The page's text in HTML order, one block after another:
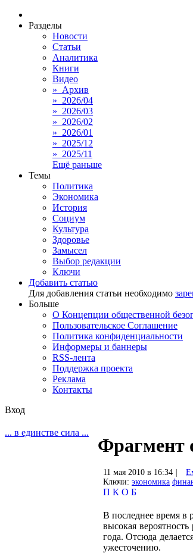
Разделы
Новости
Статьи
Аналитика
Книги
Видео
» Архив
» 2026/04
» 2026/03
» 2026/02
» 2026/01
» 2025/12
» 2025/11
Ещё раньше
Темы
Политика
Экономика
История
Социум
Культура
Здоровье
Замысел
Выбор редакции
Ключи
Добавить статью
Для добавления статьи необходимо
Больше
О Концепции общественной
Пользовательское Соглашение
Политика конфиденциальности
Информеры и баннеры
RSS-лента
Поддержка проекта
Реклама
Контакты
Вход
... в единстве сила ...
Фрагмент
11 мая 2010 в 16:34
Ключи: экономика
П К О Б
В последнее время в
высокая
года. Отсюда
ужесточению.